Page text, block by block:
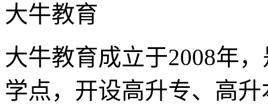
大牛教育
大牛教育成立于2008年
学点，开设高升专、高